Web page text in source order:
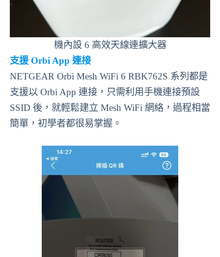
機內設 6 高效天線連擴大器
支援 Orbi App 連接
NETGEAR Orbi Mesh WiFi 6 RBK762S 系列都是
支援以 Orbi App 連接，只需利用手機連接預設
SSID 後，就輕鬆建立 Mesh WiFi 網絡，過程相當
簡單，初學者都很易掌握。